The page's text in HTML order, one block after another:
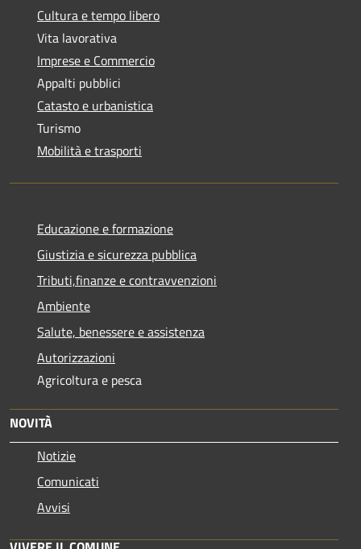
Cultura e tempo libero
Vita lavorativa
Imprese e Commercio
Appalti pubblici
Catasto e urbanistica
Turismo
Mobilità e trasporti
Educazione e formazione
Giustizia e sicurezza pubblica
Tributi,finanze e contravvenzioni
Ambiente
Salute, benessere e assistenza
Autorizzazioni
Agricoltura e pesca
NOVITÀ
Notizie
Comunicati
Avvisi